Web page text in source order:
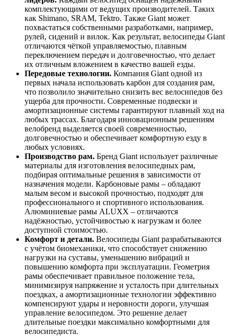
комплектующими от ведущих производителей. Таких
как Shimano, SRAM, Tektro. Также Giant может
похвастаться собственными разработками, например,
рулей, сидений и вилок. Как результат, велосипеды Giant
отличаются чёткой управляемостью, плавным
переключением передач и долговечностью, что делает
их отличным вложением в качество вашей езды.
Передовые технологии. Компания Giant одной из
первых начала использовать карбон для создания рам,
что позволило значительно снизить вес велосипедов без
ущерба для прочности. Современные подвески и
амортизационные системы гарантируют плавный ход на
любых трассах. Благодаря инновационным решениям
велобренд выделяется своей современностью,
долговечностью и обеспечивает комфортную езду в
любых условиях.
Производство рам. Бренд Giant использует различные
материалы для изготовления велосипедных рам,
подбирая оптимальные решения в зависимости от
назначения модели. Карбоновые рамы – обладают
малым весом и высокой прочностью, подходят для
профессионального и спортивного использования.
Алюминиевые рамы ALUXX – отличаются
надёжностью, устойчивостью к нагрузкам и более
доступной стоимостью.
Комфорт и детали. Велосипеды Giant разрабатываются
с учётом биомеханики, что способствует снижению
нагрузки на суставы, уменьшению вибраций и
повышению комфорта при эксплуатации. Геометрия
рамы обеспечивает правильное положение тела,
минимизируя напряжение и усталость при длительных
поездках, а амортизационные технологии эффективно
компенсируют удары и неровности дороги, улучшая
управление велосипедом. Это решение делает
длительные поездки максимально комфортными для
велосипедиста.